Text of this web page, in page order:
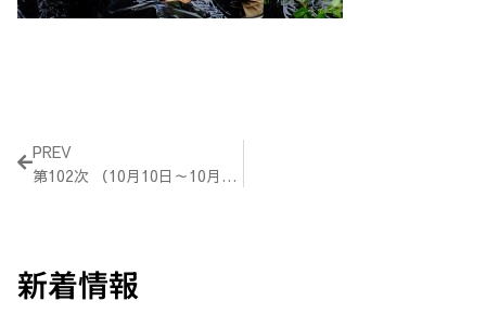
PREV
第102次 （10月10日～10月13日）活動報告
新着情報